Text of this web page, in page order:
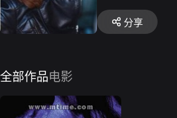
分享
全部作品电影